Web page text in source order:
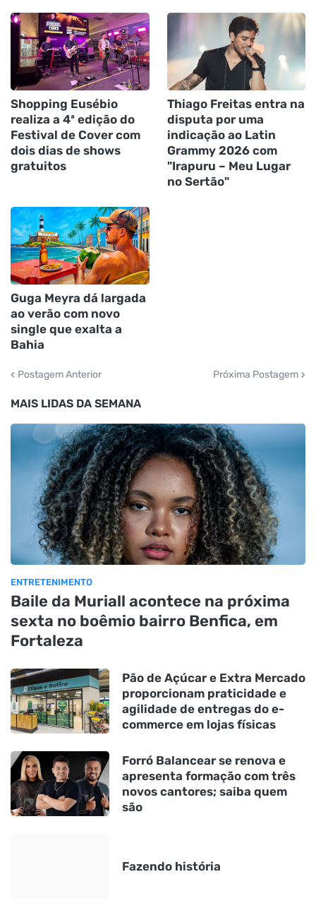
Shopping Eusébio
realiza a 4ª edição do
Festival de Cover com
dois dias de shows
gratuitos
Thiago Freitas entra na
disputa por uma
indicação ao Latin
Grammy 2026 com
"Irapuru – Meu Lugar
no Sertão"
Guga Meyra dá largada
ao verão com novo
single que exalta a
Bahia
Postagem Anterior Próxima Postagem
MAIS LIDAS DA SEMANA
ENTRETENIMENTO
Baile da Muriall acontece na próxima
sexta no boêmio bairro Benfica, em
Fortaleza
Pão de Açúcar e Extra Mercado
proporcionam praticidade e
agilidade de entregas do e-
commerce em lojas físicas
Forró Balancear se renova e
apresenta formação com três
novos cantores; saiba quem
são
Fazendo história